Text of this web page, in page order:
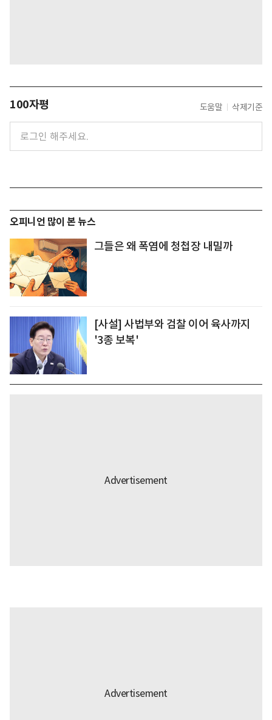
100자평 도움말 삭제기준
오피니언 많이 본 뉴스
그들은 왜 폭염에 청첩장 내밀까
[사설] 사법부와 검찰 이어 육사까지
'3종 보복'